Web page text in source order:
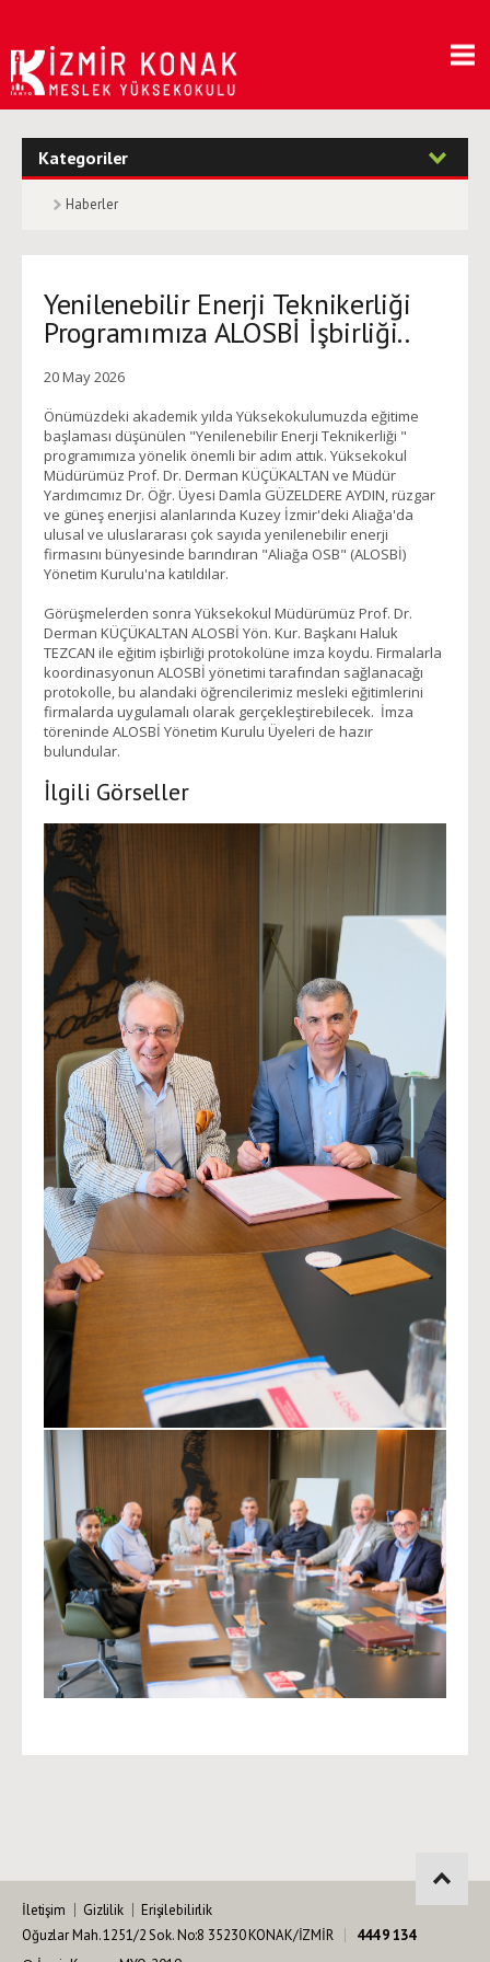
Kategoriler
Haberler
Yenilenebilir Enerji Teknikerliği
Programımıza ALOSBİ İşbirliği..
20 May 2026
Önümüzdeki akademik yılda Yüksekokulumuzda eğitime
başlaması düşünülen "Yenilenebilir Enerji Teknikerliği "
programımıza yönelik önemli bir adım attık. Yüksekokul
Müdürümüz Prof. Dr. Derman KÜÇÜKALTAN ve Müdür
Yardımcımız Dr. Öğr. Üyesi Damla GÜZELDERE AYDIN, rüzgar
ve güneş enerjisi alanlarında Kuzey İzmir'deki Aliağa'da
ulusal ve uluslararası çok sayıda yenilenebilir enerji
firmasını bünyesinde barındıran "Aliağa OSB" (ALOSBİ)
Yönetim Kurulu'na katıldılar.
Görüşmelerden sonra Yüksekokul Müdürümüz Prof. Dr.
Derman KÜÇÜKALTAN ALOSBİ Yön. Kur. Başkanı Haluk
TEZCAN ile eğitim işbirliği protokolüne imza koydu. Firmalarla
koordinasyonun ALOSBİ yönetimi tarafından sağlanacağı
protokolle, bu alandaki öğrencilerimiz mesleki eğitimlerini
firmalarda uygulamalı olarak gerçekleştirebilecek. İmza
töreninde ALOSBİ Yönetim Kurulu Üyeleri de hazır
bulundular.
İlgili Görseller
İletişim Gizlilik
Erişilebilirlik
Oğuzlar Mah. 1251/2 Sok. No:8 35230 KONAK/İZMİR
444 9 134